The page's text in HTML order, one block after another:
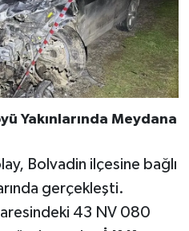
Yakınlarında Meydana
Bolvadin ilçesine bağlı
gerçekleşti.
43 NV 080